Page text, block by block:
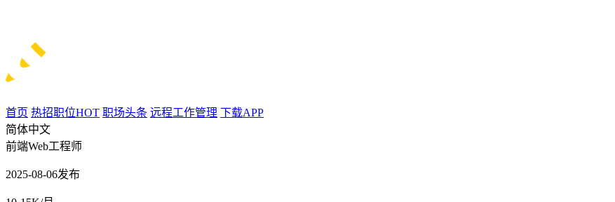
首页 热招职位HOT 职场头条 远程工作管理 下载APP
简体中文
前端Web工程师
2025-08-06发布